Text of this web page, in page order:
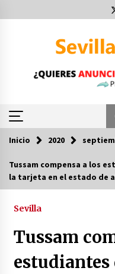
al
Post más
Por qué
divertido
10 de
Inicio 2020
Tussam compensa a los
la tarjeta en el estado de
Sevilla
Tussam